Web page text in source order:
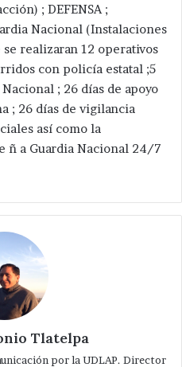
; DEFENSA ;
Nacional (Instalaciones
realizaran 12 operativos
con policía estatal ;5
; 26 días de apoyo
; 26 días de vigilancia
así como la
ñ a Guardia Nacional 24/7
Tlatelpa
por la UDLAP. Director